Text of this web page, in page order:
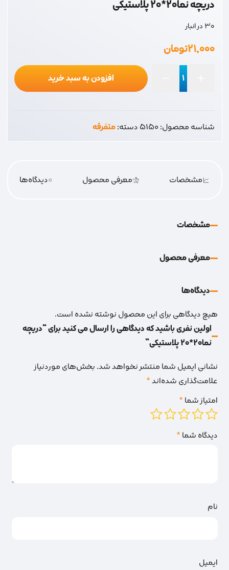
دریچه نما20*20 پلاستیکی
30 در انبار
۲۱,۰۰۰تومان
عدد
افزودن به سبد خرید
شناسه محصول:5150دسته:متفرقه
مشخصات معرفی محصول 0دیدگاه‌‌ها
مشخصات
معرفی محصول
دیدگاه‌‌ها
هیچ دیدگاهی برای این محصول نوشته نشده است.
اولین نفری باشید که دیدگاهی را ارسال می کنید برای “دریچه
نما20*20 پلاستیکی”
نشانی ایمیل شما منتشر نخواهد شد.بخش‌های موردنیاز
علامت‌گذاری شده‌اند*
امتیاز شما*
دیدگاه شما*
نام
ایمیل